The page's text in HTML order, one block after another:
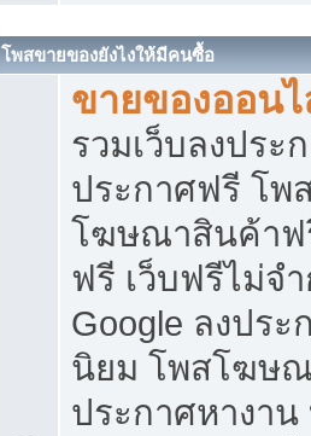
โพสขายของยังไงให้มีคนซื้อ
ขายของออน
รวมเว็บลงประ
ประกาศฟรี โพ
โฆษณาสินค้าฟ
ฟรี เว็บฟรีไม่จ
Google ลงปร
นิยม โพสโฆษ
ประกาศหางาน